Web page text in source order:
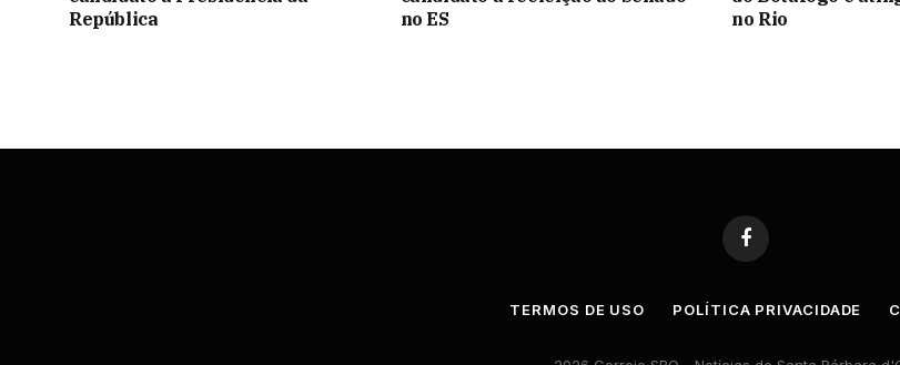
República
no ES
no Rio
Facebook
TERMOS DE USO POLÍTICA PRIVACIDADE